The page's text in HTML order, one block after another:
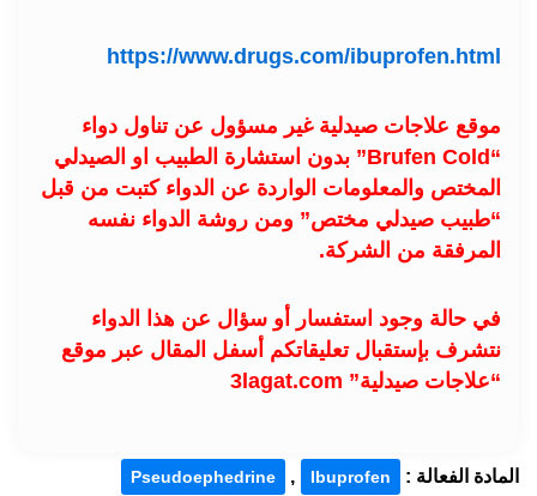
https://www.drugs.com/ibuprofen.html
موقع علاجات صيدلية غير مسؤول عن تناول دواء
“Brufen Cold” بدون استشارة الطبيب او الصيدلي
المختص والمعلومات الواردة عن الدواء كتبت من قبل
“طبيب صيدلي مختص” ومن روشة الدواء نفسه
المرفقة من الشركة.
في حالة وجود استفسار أو سؤال عن هذا الدواء
نتشرف بإستقبال تعليقاتكم أسفل المقال عبر موقع
“علاجات صيدلية” 3lagat.com
المادة الفعالة : Ibuprofen
,
Pseudoephedrine